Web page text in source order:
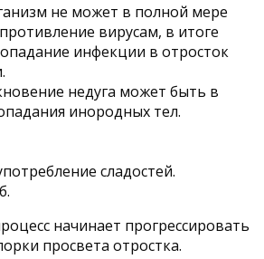
не может в полной мере
вирусам, в итоге
инфекции в отросток
недуга может быть в
инородных тел.
сладостей.
начинает прогрессировать
просвета отростка.